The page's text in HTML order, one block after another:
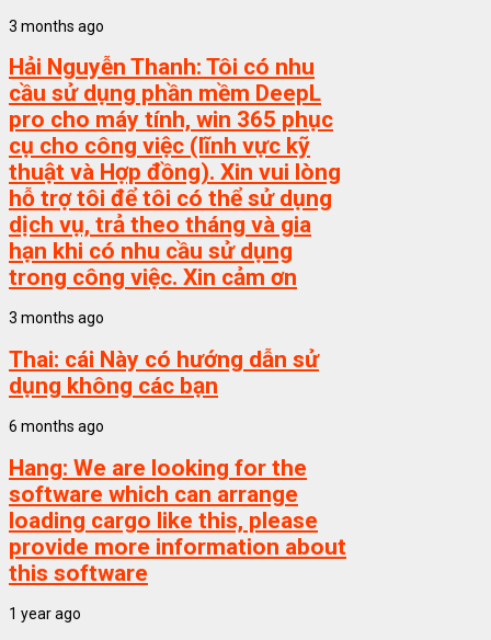
3 months ago
Hải Nguyễn Thanh: Tôi có nhu
cầu sử dụng phần mềm DeepL
pro cho máy tính, win 365 phục
cụ cho công việc (lĩnh vực kỹ
thuật và Hợp đồng). Xin vui lòng
hỗ trợ tôi để tôi có thể sử dụng
dịch vụ, trả theo tháng và gia
hạn khi có nhu cầu sử dụng
trong công việc. Xin cảm ơn
3 months ago
Thai: cái Này có hướng dẫn sử
dụng không các bạn
6 months ago
Hang: We are looking for the
software which can arrange
loading cargo like this, please
provide more information about
this software
1 year ago